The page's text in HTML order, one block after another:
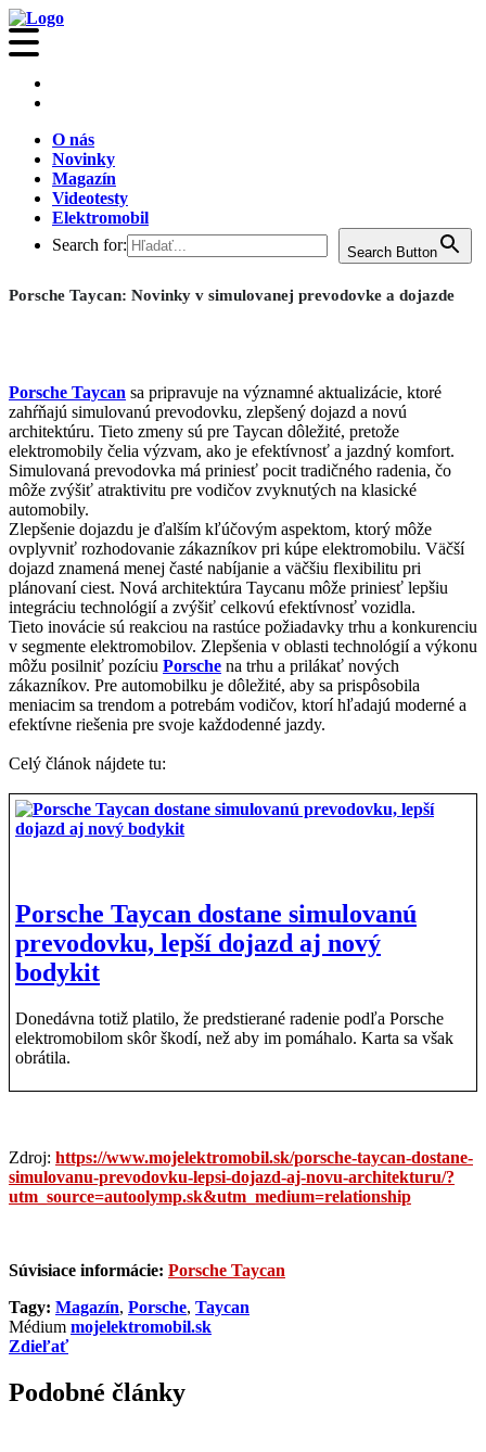
O nás
Novinky
Magazín
Videotesty
Elektromobil
Search for:
Search Button
Porsche Taycan: Novinky v simulovanej prevodovke a dojazde
Porsche Taycan sa pripravuje na významné aktualizácie, ktoré
zahŕňajú simulovanú prevodovku, zlepšený dojazd a novú
architektúru. Tieto zmeny sú pre Taycan dôležité, pretože
elektromobily čelia výzvam, ako je efektívnosť a jazdný komfort.
Simulovaná prevodovka má priniesť pocit tradičného radenia, čo
môže zvýšiť atraktivitu pre vodičov zvyknutých na klasické
automobily.
Zlepšenie dojazdu je ďalším kľúčovým aspektom, ktorý môže
ovplyvniť rozhodovanie zákazníkov pri kúpe elektromobilu. Väčší
dojazd znamená menej časté nabíjanie a väčšiu flexibilitu pri
plánovaní ciest. Nová architektúra Taycanu môže priniesť lepšiu
integráciu technológií a zvýšiť celkovú efektívnosť vozidla.
Tieto inovácie sú reakciou na rastúce požiadavky trhu a konkurenciu
v segmente elektromobilov. Zlepšenia v oblasti technológií a výkonu
môžu posilniť pozíciu Porsche na trhu a prilákať nových
zákazníkov. Pre automobilku je dôležité, aby sa prispôsobila
meniacim sa trendom a potrebám vodičov, ktorí hľadajú moderné a
efektívne riešenia pre svoje každodenné jazdy.
Celý článok nájdete tu:
Porsche Taycan dostane simulovanú
prevodovku, lepší dojazd aj nový
bodykit
Donedávna totiž platilo, že predstierané radenie podľa Porsche
elektromobilom skôr škodí, než aby im pomáhalo. Karta sa však
obrátila.
Zdroj: https://www.mojelektromobil.sk/porsche-taycan-dostane-
simulovanu-prevodovku-lepsi-dojazd-aj-novu-architekturu/?
utm_source=autoolymp.sk&utm_medium=relationship
Súvisiace informácie: Porsche Taycan
Tagy: Magazín, Porsche, Taycan
Médium mojelektromobil.sk
Zdieľať
Podobné články